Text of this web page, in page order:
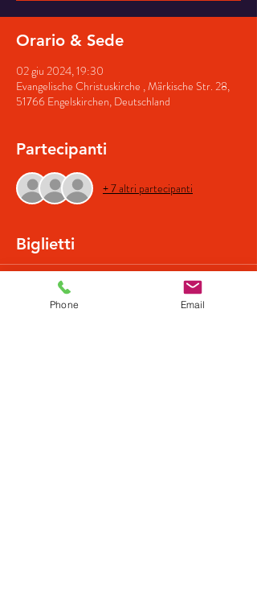
Orario & Sede
02 giu 2024, 19:30
Evangelische Christuskirche , Märkische Str. 28,
51766 Engelskirchen, Deutschland
Partecipanti
+ 7 altri partecipanti
Biglietti
Vendita terminata
Phone Email